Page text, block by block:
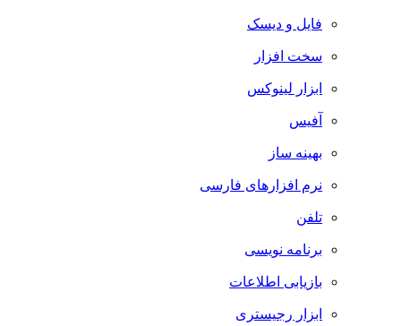
فایل و دیسک
سخت افزار
ابزار لینوکس
آفیس
بهینه ساز
نرم افزارهای فارسی
تلفن
برنامه نویسی
بازیابی اطلاعات
ابزار رجیستری